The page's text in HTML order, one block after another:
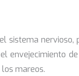
sistema
envejecimiento
mareos.